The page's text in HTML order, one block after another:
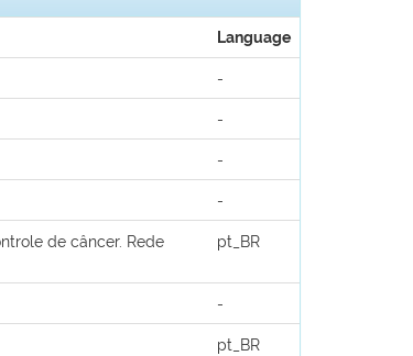
Language
-
-
-
-
de câncer. Rede
pt_BR
-
pt_BR